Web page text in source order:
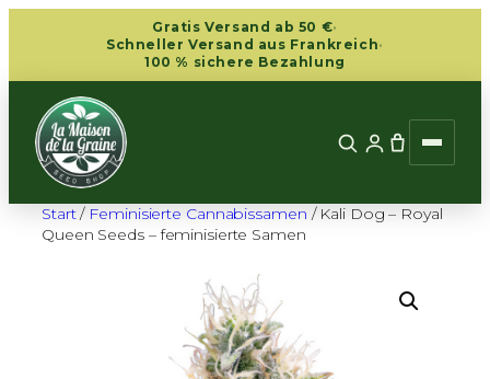
springen
Gratis Versand ab 50 €·
Schneller Versand aus Frankreich·
100 % sichere Bezahlung
Start/ Feminisierte Cannabissamen / Kali Dog – Royal
Queen Seeds – feminisierte Samen